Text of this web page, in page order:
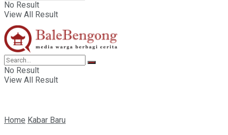
No Result
View All Result
No Result
View All Result
Home Kabar Baru